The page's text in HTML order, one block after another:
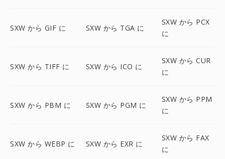
SXW から GIF に SXW から TGA に
SXW から PCX
に
SXW から TIFF に SXW から ICO に
SXW から CUR
に
SXW から PBM に SXW から PGM に
SXW から PPM
に
SXW から WEBP に SXW から EXR に
SXW から FAX
に